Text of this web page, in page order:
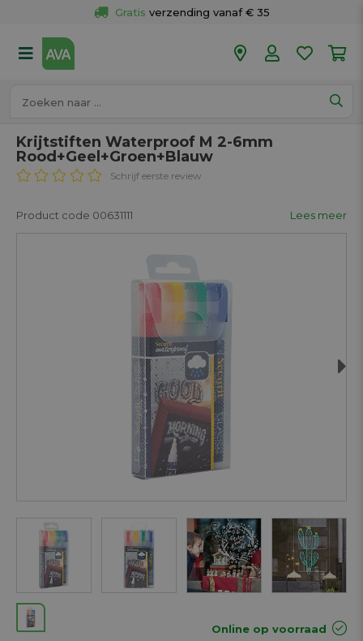
Gratis verzending vanaf € 35
50 winkels
Krijtstiften Waterproof M 2-6mm
Rood+Geel+Groen+Blauw
Schrijf eerste review
Product code 00631111 Lees meer
Online op voorraad